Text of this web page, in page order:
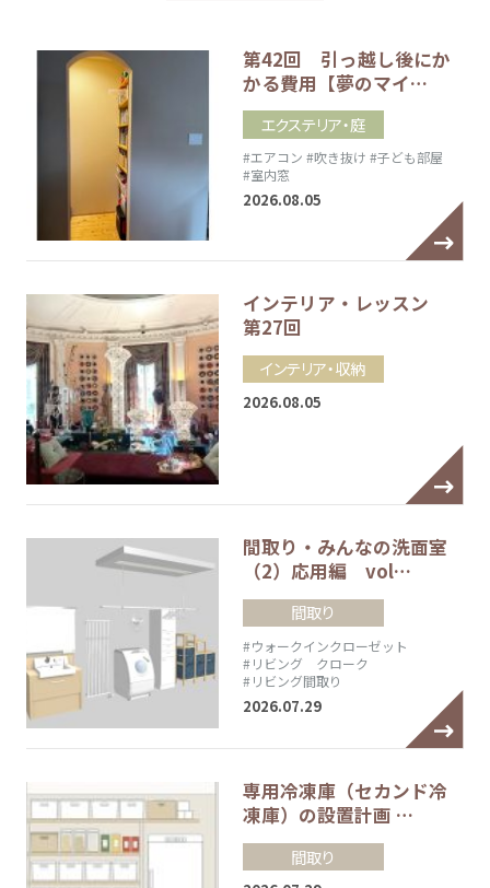
第42回 引っ越し後にか
かる費用【夢のマイ…
エクステリア・庭
#エアコン #吹き抜け #子ども部屋
#室内窓
2026.08.05
インテリア・レッスン
第27回
インテリア・収納
2026.08.05
間取り・みんなの洗面室
（2）応用編 vol…
間取り
#ウォークインクローゼット
#リビング クローク
#リビング間取り
2026.07.29
専用冷凍庫（セカンド冷
凍庫）の設置計画 …
間取り